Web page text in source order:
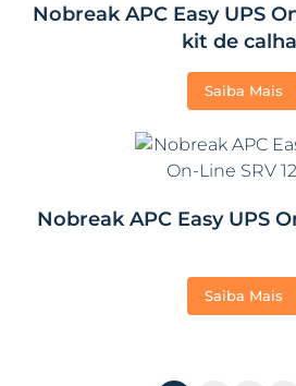
Nobreak APC Easy UPS
kit de
Saiba Mais
Nobreak APC Easy UPS
Saiba Mais